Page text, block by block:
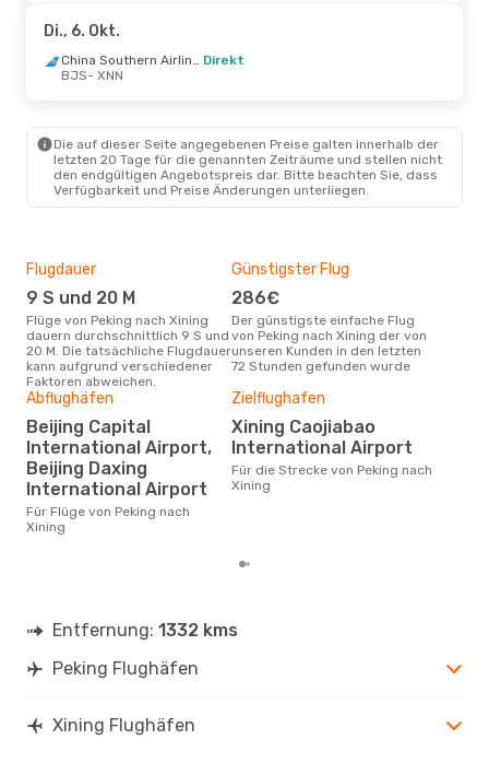
Di., 6. Okt.
China Southern Airlines Direkt
BJS- XNN
Die auf dieser Seite angegebenen Preise galten innerhalb der
letzten 20 Tage für die genannten Zeiträume und stellen nicht
den endgültigen Angebotspreis dar. Bitte beachten Sie, dass
Verfügbarkeit und Preise Änderungen unterliegen.
Flugdauer
9 S und 20 M
Flüge von Peking nach Xining
dauern durchschnittlich 9 S und
20 M. Die tatsächliche Flugdauer
kann aufgrund verschiedener
Faktoren abweichen.
Günstigster Flug
286€
Der günstigste einfache Flug
von Peking nach Xining der von
unseren Kunden in den letzten
72 Stunden gefunden wurde
Abflughäfen
Beijing Capital
International Airport,
Beijing Daxing
International Airport
Für Flüge von Peking nach
Xining
Zielflughafen
Xining Caojiabao
International Airport
Für die Strecke von Peking nach
Xining
Entfernung: 1332 kms
Peking Flughäfen
Xining Flughäfen